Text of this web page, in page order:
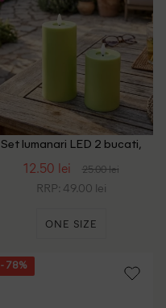
Set lumanari LED 2 bucati,
12.50 lei 25.00 lei
RRP: 49.00 lei
ONE SIZE
- 78%